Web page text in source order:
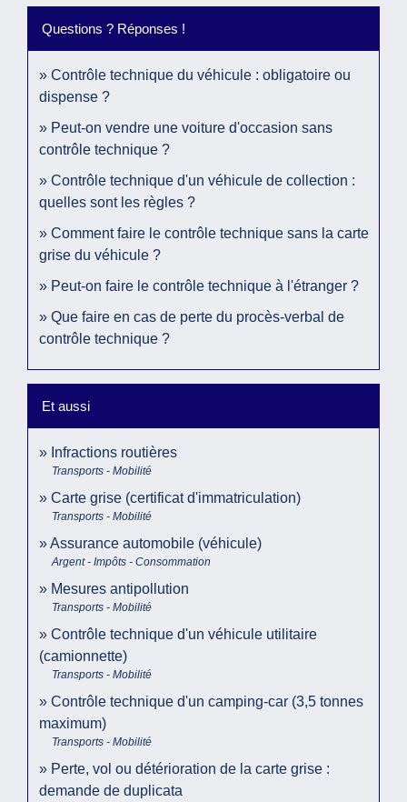
Questions ? Réponses !
Contrôle technique du véhicule : obligatoire ou
dispense ?
Peut-on vendre une voiture d'occasion sans
contrôle technique ?
Contrôle technique d'un véhicule de collection :
quelles sont les règles ?
Comment faire le contrôle technique sans la carte
grise du véhicule ?
Peut-on faire le contrôle technique à l'étranger ?
Que faire en cas de perte du procès-verbal de
contrôle technique ?
Et aussi
Infractions routières
Transports - Mobilité
Carte grise (certificat d'immatriculation)
Transports - Mobilité
Assurance automobile (véhicule)
Argent - Impôts - Consommation
Mesures antipollution
Transports - Mobilité
Contrôle technique d'un véhicule utilitaire
(camionnette)
Transports - Mobilité
Contrôle technique d'un camping-car (3,5 tonnes
maximum)
Transports - Mobilité
Perte, vol ou détérioration de la carte grise :
demande de duplicata